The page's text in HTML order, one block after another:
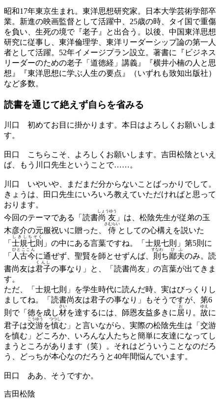
昭和17年東京生まれ。東洋思想研究家。日本大学芸術学部卒
業。新進の映画監督として活躍中、25歳の時、タイ国で重傷
を負い、生死の境で『老子』と出合う。以後、中国東洋思想
研究に従事し、東洋倫理学、東洋リーダーシップ論の第一人
者として活躍。52年イメージプラン設立。著書に『ビジネス
リーダーのための老子「道徳経」講義』『横井小楠の人と思
想』『東洋思想に学ぶ人生の要点』（いずれも致知出版社）
など多数。
読書を通じて絶えず自らを省みる
川口
初めてお目に掛かります。本日はよろしくお願いしま
す。
田口
こちらこそ、よろしくお願いします。吉田松陰といえ
ば、もう川口先生ということで……。
川口
いやいや、まだまだ分からないことばっかりでして。
きょうは、田口先生にいろいろ教えていただければと思って
おります。
今回のテーマである「読書尚友
しょうゆう
」は、松陰先生が従弟の玉
木彦介の元服祝いに贈った、
侍
さむらい
としての心構えを説いた
「 士規七則
しきしちそく
」の中にある言葉ですね。「士規七則」第5則に
「 人古今
ひとここん
に通ぜず、聖賢を師とせずんば、 則
すなわ
ち鄙夫
ひふ
のみ。読
書尚友は君子
くんし
の事なり」と、「読書尚友」の言葉が出てきま
す。
ただ、「士規七則」を学生時代に読んだ時、実はびっくりし
ましてね。「読書尚友は君子の事なり」もそうですが、第6
則で「徳を成し材
さい
を達するには、師恩友益多きに 居
お
り。 故
ゆえ
に
君子は交游
こうゆう
を慎
つつし
む」と言いながら、実際の松陰先生は「交游
を慎む」どころか、いろんな人たちと簡単に友達になってし
まうところがあります（笑）。それはどういうことなのだろ
う、どっちが本心なのだろうと40年間悩んでいます。
田口 ああ、そうですか。
吉田松陰